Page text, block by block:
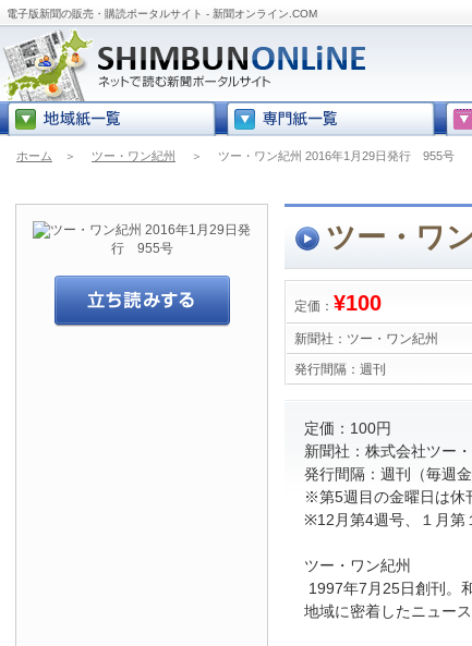
電子版新聞の販売・購読ポータルサイト - 新聞オンライン.COM
ホーム ＞ ツー・ワン紀州 ＞ ツー・ワン紀州 2016年1月29日発行 955号
ツー・ワ
定価： ¥100
新聞社： ツー・ワン紀州
発行間隔： 週刊
定価：100円
新聞社：株式会社ツー
発行間隔：週刊（毎週金
※第5週目の金曜日は休
※12月第4週号、１月第
ツー・ワン紀州
1997年7月25日創刊。
地域に密着したニュー